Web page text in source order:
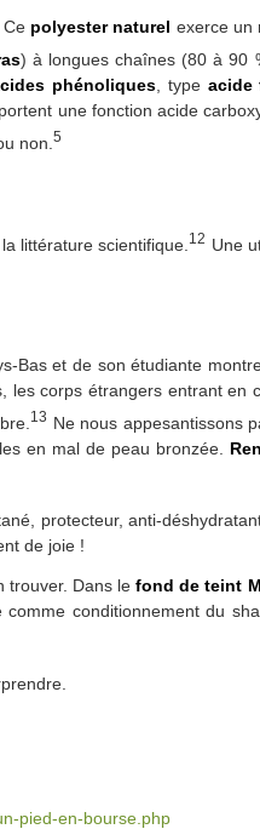
. Ce polyester naturel exerce un
) à longues chaînes (80 à 90
phénoliques , type acide
une fonction acide
non. 5
littérature scientifique. 12 Une
Bas et de son étudiante
les corps étrangers entrant en
13 Ne nous appesantissons
en mal de peau bronzée.
protecteur, anti-
de joie !
trouver. Dans lefond de teint
conditionnement du
pied-en-bourse.php